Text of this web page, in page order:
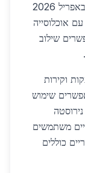
בנייה תעשייה מגורים ופרויקטים ציבוריים. באפריל 2026
אוכלוסייה
שילוב
וקירות
שימוש
משתמשים
כוללים